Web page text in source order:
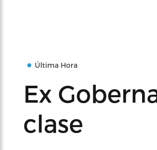
Última Hora
Ex
clase